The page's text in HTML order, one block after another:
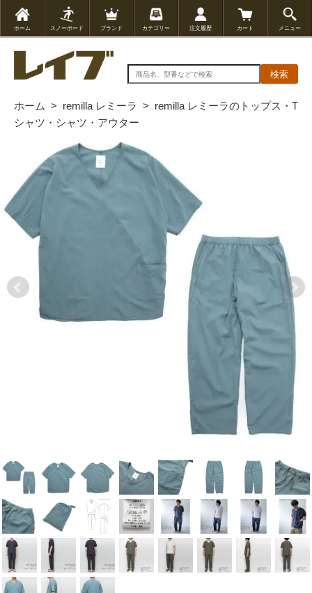
ホーム スノーボード ブランド カテゴリー 注文履歴 カート メニュー
検索
ホーム > remilla レミーラ > remilla レミーラのトップス・T
シャツ・シャツ・アウター